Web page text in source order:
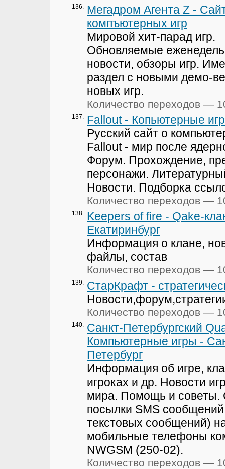
136.
Мегадром Агента Z -
компъютерных игр
Мировой хит-парад игр.
Обновляемые
новости, обзоры игр.
раздел с новыми демо-
новых игр.
Количество переходов —
137.
Fallout - Копьютерные
Русский сайт о
Fallout - мир после
Форум. Прохождение,
персонажи.
Новости. Подборка
Количество переходов —
138.
Keepers of fire - Qake-
Екатиринбург
Информация о клане,
файлы, состав
Количество переходов —
139.
СтарКрафт -
Количество переходов —
140.
Санкт-Петербургский
Компьютерные игры -
Петербург
Информация об игре,
игроках и др. Новости
мира. Помощь и советы.
посылки SMS сообщений
текстовых сообщений)
мобильные телефоны
NWGSM (250-02).
Количество переходов —